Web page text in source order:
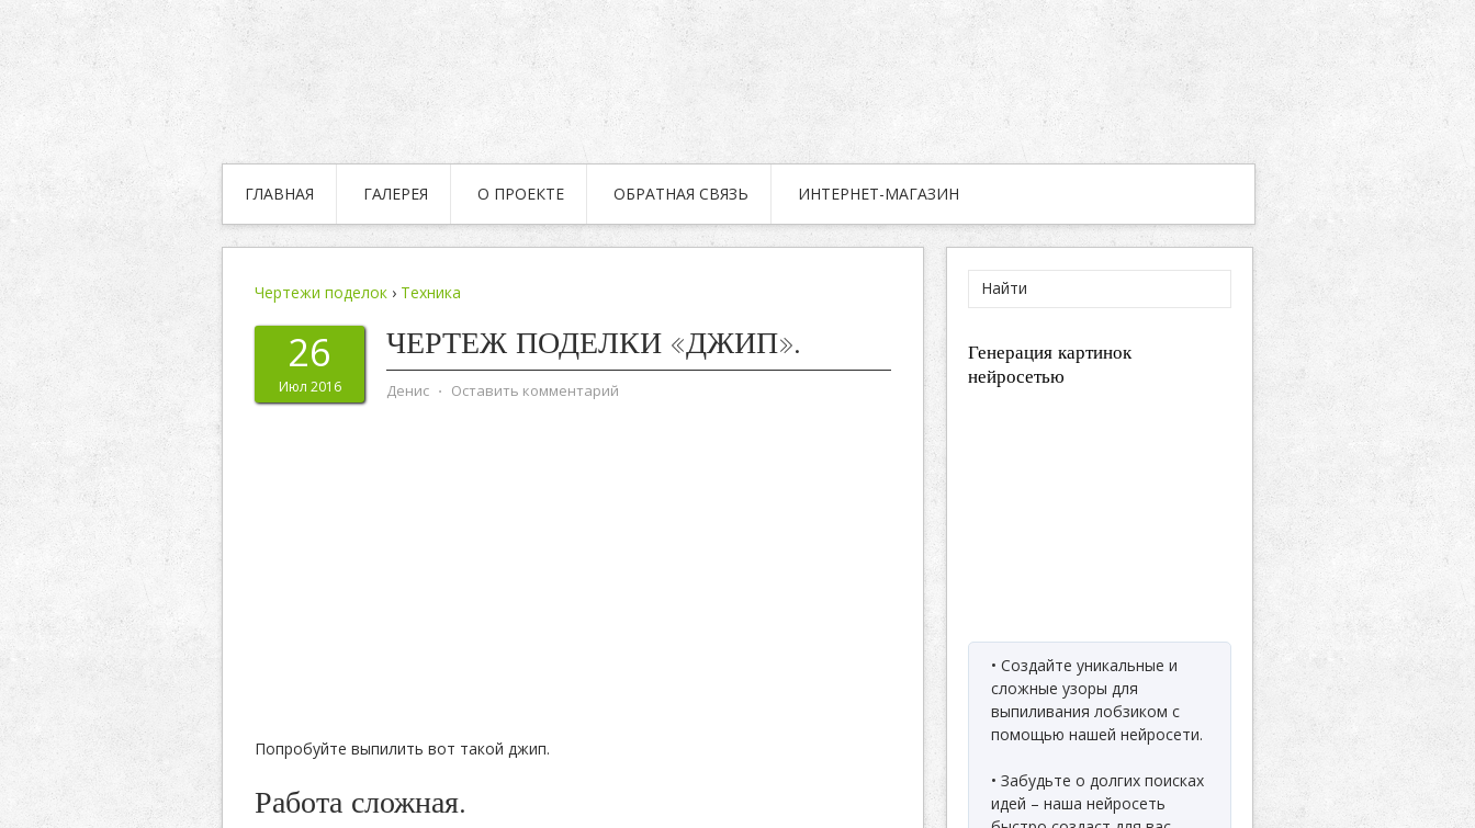
ГЛАВНАЯ ГАЛЕРЕЯ О ПРОЕКТЕ ОБРАТНАЯ СВЯЗЬ ИНТЕРНЕТ-МАГАЗИН
Чертежи поделок › Техника
26
Июл 2016
ЧЕРТЕЖ ПОДЕЛКИ «ДЖИП».
Денис ⋅ Оставить комментарий
Попробуйте выпилить вот такой джип.
Работа сложная.
Генерация картинок
нейросетью
• Создайте уникальные и
сложные узоры для
выпиливания лобзиком с
помощью нашей нейросети.
• Забудьте о долгих поисках
идей – наша нейросеть